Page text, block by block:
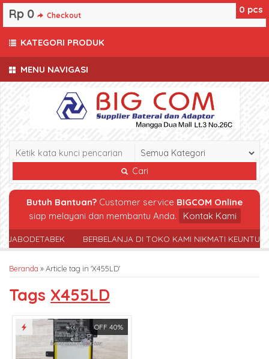
MENU NAVIGASI
Cari
Butuh Bantuan? Customer service BIGCOM Online
siap melayani dan membantu Anda.
Kontak Kami
JABODETABEK BERBELANJA DI TOKO KAMI NIKMATI
Beranda »Article tag in 'X455LD'
Tags X455LD
OFF 40%
0 pcs
Rp 0 Checkout
KATEGORI PRODUK